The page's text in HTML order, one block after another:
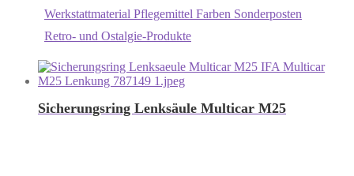
Werkstattmaterial Pflegemittel Farben Sonderposten
Retro- und Ostalgie-Produkte
Sicherungsring Lenksäule Multicar M25